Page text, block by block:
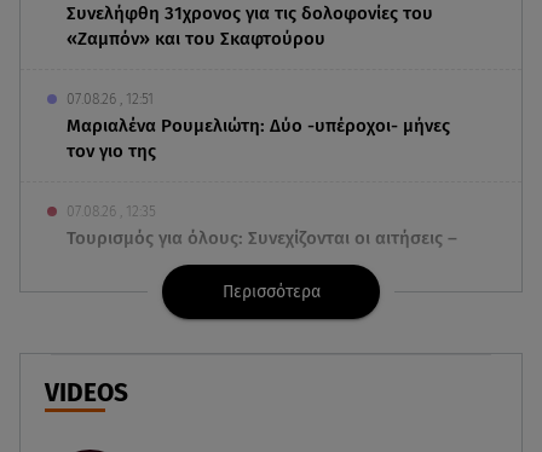
Συνελήφθη 31χρονος για τις δολοφονίες του
«Ζαμπόν» και του Σκαφτούρου
07.08.26 , 12:51
Μαριαλένα Ρουμελιώτη: Δύο -υπέροχοι- μήνες
τον γιο της
07.08.26 , 12:35
Τουρισμός για όλους: Συνεχίζονται οι αιτήσεις –
Ποιοι κάνουν σήμερα
Marfin: Προθεσμία για να απολογηθεί πήρε η
Περισσότερα
VIDEOS